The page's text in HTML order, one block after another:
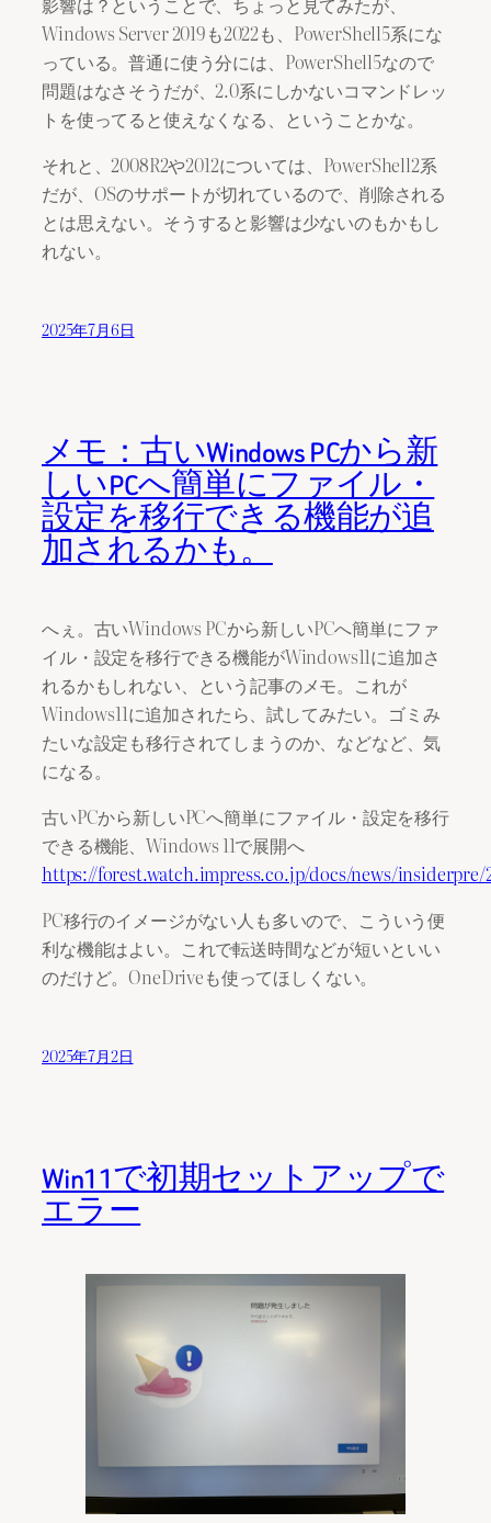
Windows Server 2019も2022も、PowerShell5系にな
っている。普通に使う分には、PowerShell5なので
問題はなさそうだが、2.0系にしかないコマンドレッ
トを使ってると使えなくなる、ということかな。
それと、2008R2や2012については、PowerShell2系
だが、OSのサポートが切れているので、削除される
とは思えない。そうすると影響は少ないのもかもし
れない。
2025年7月6日
メモ：古いWindows PCから新
しいPCへ簡単にファイル・
設定を移行できる機能が追
加されるかも。
へぇ。古いWindows PCから新しいPCへ簡単にファ
イル・設定を移行できる機能がWindows11に追加さ
れるかもしれない、という記事のメモ。これが
Windows11に追加されたら、試してみたい。ゴミみ
たいな設定も移行されてしまうのか、などなど、気
になる。
古いPCから新しいPCへ簡単にファイル・設定を移行
できる機能、Windows 11で展開へ
https://forest.watch.impress.co.jp/docs/news/insiderpre/
PC移行のイメージがない人も多いので、こういう便
利な機能はよい。これで転送時間などが短いといい
のだけど。OneDriveも使ってほしくない。
2025年7月2日
Win11で初期セットアップで
エラー